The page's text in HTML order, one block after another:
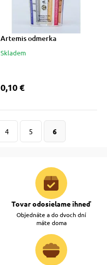
Artemis odmerka
Skladem
0,10 €
4 5 6
Tovar odosielame ihneď
Objednáte a do dvoch dní
máte doma